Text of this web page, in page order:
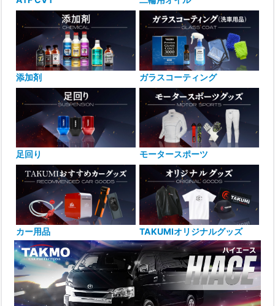
添加剤 ガラスコーティング
足回り モータースポーツ
カー用品 TAKUMIオリジナルグッズ